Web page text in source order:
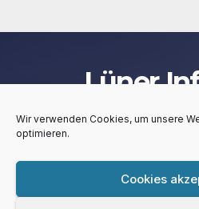
Wir verwenden Cookies, um unsere
optimieren.
Cookies
Lüner
Stolz präsentiert von WordPress